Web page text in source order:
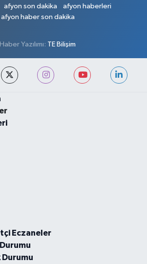
afyon son dakika
afyon haberleri
afyon haber son dakika
Haber Yazılımı: TE Bilişim
Eczaneler
Durumu